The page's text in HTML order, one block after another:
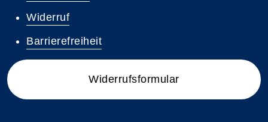
Widerruf
Barrierefreiheit
Widerrufsformular